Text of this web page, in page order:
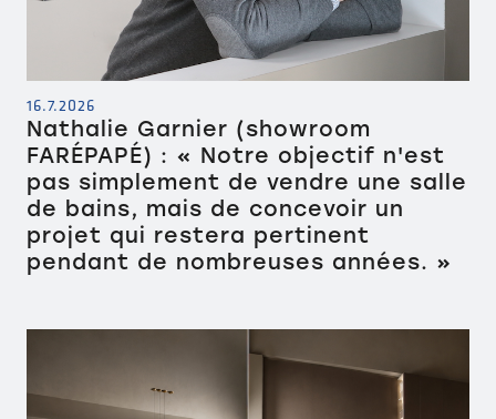
16.7.2026
Nathalie Garnier (showroom
FARÉPAPÉ) : « Notre objectif n'est
pas simplement de vendre une salle
de bains, mais de concevoir un
projet qui restera pertinent
pendant de nombreuses années. »